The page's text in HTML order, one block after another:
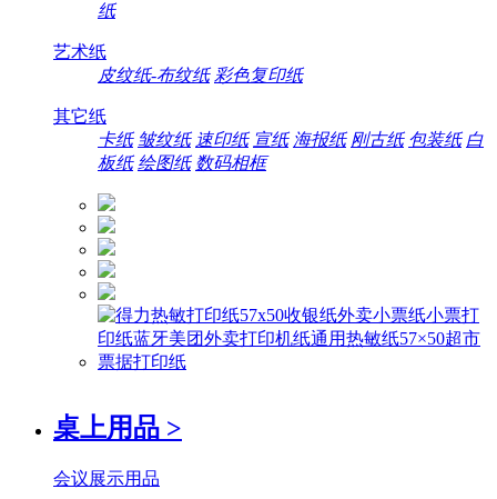
纸
艺术纸
皮纹纸-布纹纸 彩色复印纸
其它纸
卡纸 皱纹纸 速印纸 宣纸 海报纸 刚古纸 包装纸 白
板纸 绘图纸 数码相框
桌上用品 >
会议展示用品